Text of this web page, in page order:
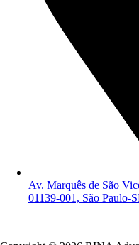
Av. Marquês de São
01139-001, São Paulo-